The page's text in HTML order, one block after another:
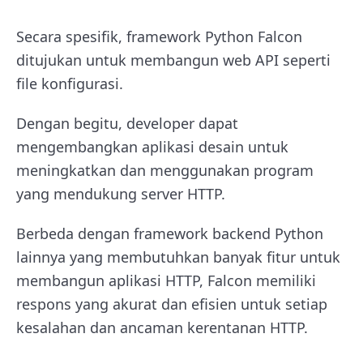
Secara spesifik, framework Python Falcon
ditujukan untuk membangun web API seperti
file konfigurasi.
Dengan begitu, developer dapat
mengembangkan aplikasi desain untuk
meningkatkan dan menggunakan program
yang mendukung server HTTP.
Berbeda dengan framework backend Python
lainnya yang membutuhkan banyak fitur untuk
membangun aplikasi HTTP, Falcon memiliki
respons yang akurat dan efisien untuk setiap
kesalahan dan ancaman kerentanan HTTP.